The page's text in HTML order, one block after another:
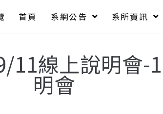
首頁 系網公告 系所資訊
11線上說明會-
明會